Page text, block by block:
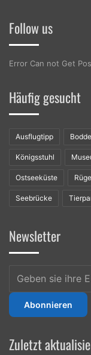
Follow us
Error Can not Get
Häufig gesucht
Ausflugtipp
Königsstuhl
Ostseeküste
Seebrücke
Newsletter
sie
ihre
Zuletzt